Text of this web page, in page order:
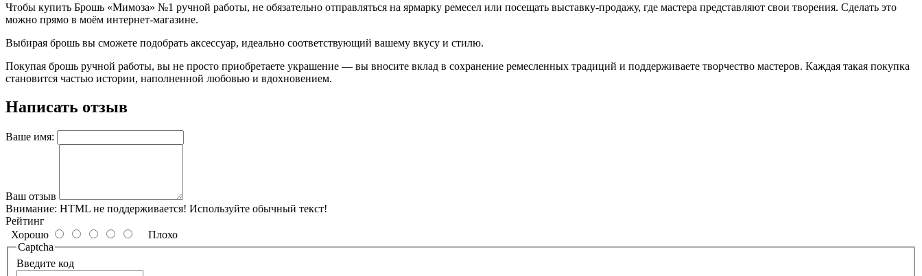
Чтобы купить Брошь «Мимоза» №1 ручной работы, не обязательно отправляться на ярмарку ремесел или посещать выставку-продажу, где мастера представляют свои творения. Сделать это
можно прямо в моём интернет-магазине.
Выбирая брошь вы сможете подобрать аксессуар, идеально соответствующий вашему вкусу и стилю.
Покупая брошь ручной работы, вы не просто приобретаете украшение — вы вносите вклад в сохранение ремесленных традиций и поддерживаете творчество мастеров. Каждая такая покупка
становится частью истории, наполненной любовью и вдохновением.
Написать отзыв
Ваше имя:
Ваш отзыв
Внимание: HTML не поддерживается! Используйте обычный текст!
Рейтинг
Хорошо
Плохо
Captcha
Введите код